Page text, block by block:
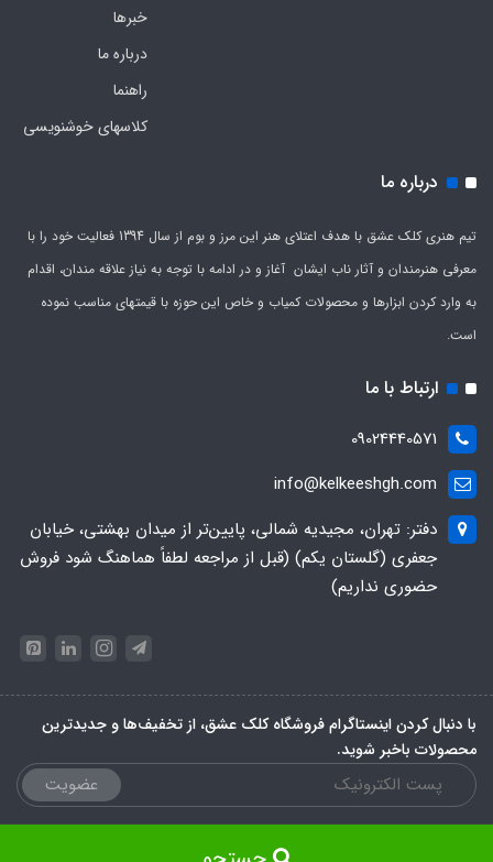
خبرها
درباره ما
راهنما
کلاسهای خوشنویسی
درباره ما
تیم هنری کلک عشق با هدف اعتلای هنر این مرز و بوم از سال 1394 فعالیت خود را با
معرفی هنرمندان و آثار ناب ایشان آغاز و در ادامه با توجه به نیاز علاقه مندان، اقدام
به وارد کردن ابزارها و محصولات کمیاب و خاص این حوزه با قیمتهای مناسب نموده
است.
ارتباط با ما
09024440571
info@kelkeeshgh.com
دفتر: تهران، مجیدیه شمالی، پایین‌تر از میدان بهشتی، خیابان
جعفری (گلستان یکم) (قبل از مراجعه لطفاً هماهنگ شود فروش
حضوری نداریم)
با دنبال کردن اینستاگرام فروشگاه کلک عشق، از تخفیف‌ها و جدیدترین‌
محصولات باخبر شوید.
عضویت